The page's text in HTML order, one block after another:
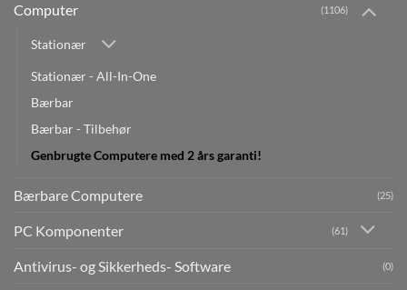
Computer (1106)
Stationær
Stationær - All-In-One
Bærbar
Bærbar - Tilbehør
Genbrugte Computere med 2 års garanti!
Bærbare Computere (25)
PC Komponenter (61)
Antivirus- og Sikkerheds- Software (0)